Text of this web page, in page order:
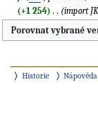
+1 254 ‎ import
Historie